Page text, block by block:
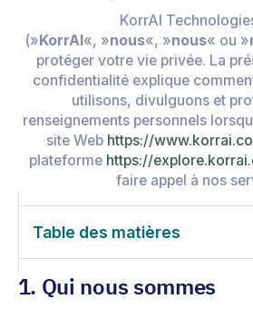
KorrAI
(» KorrAI «, »nous«, »nous« ou »
protéger votre vie privée. La
confidentialité explique
utilisons, divulguons et
renseignements personnels
site Web https://
plateforme https://
faire appel à nos
Table des matières
1. Qui nous sommes